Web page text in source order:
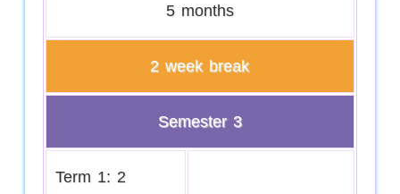
5 months
2 week break
Semester 3
Term 1: 2